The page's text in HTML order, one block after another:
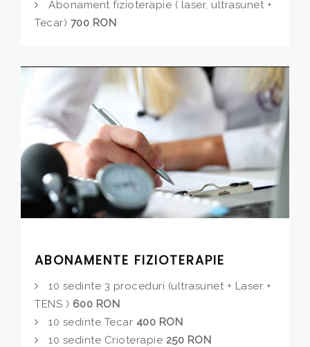
Abonament fizioterapie ( laser, ultrasunet +
Tecar) 700 RON
ABONAMENTE FIZIOTERAPIE
10 sedinte 3 proceduri (ultrasunet + Laser +
TENS ) 600 RON
10 sedinte Tecar 400 RON
10 sedinte Crioterapie 250 RON